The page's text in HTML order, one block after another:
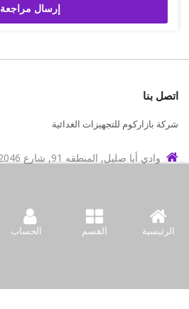
الرئيسية القسم الحساب
إرسال مراجعة
اتصل بنا
شركة بازاركوم للتجهيزات الغدائية
وادي أبا صليل, المنطقه 91, شارع 2046, مبنى 21, الدوحه, قطر
97466151607+
سياسة المتجر